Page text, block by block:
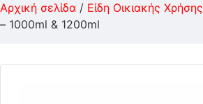
Αρχική σελίδα / Είδη Οικιακής Χρήσης
– 1000ml & 1200ml